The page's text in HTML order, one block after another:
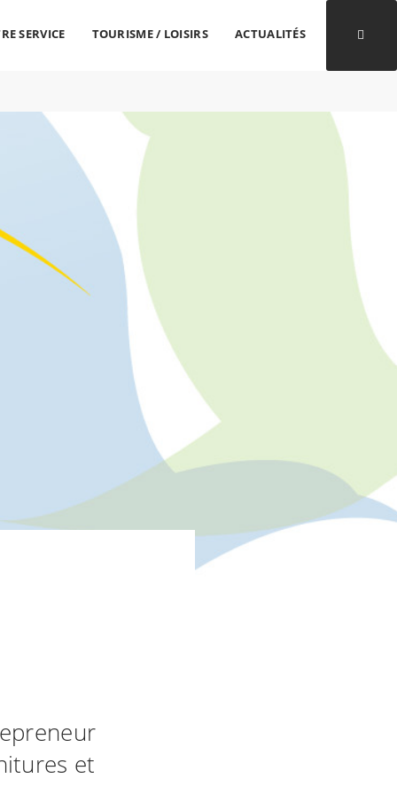
SERVICE TOURISME / LOISIRS ACTUALITÉS
et